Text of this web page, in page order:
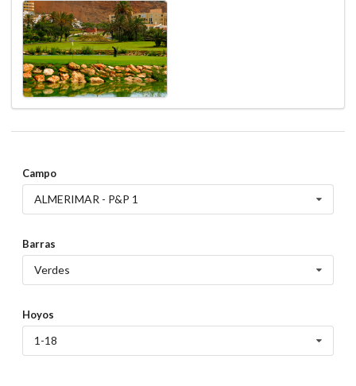
Campo
ALMERIMAR - P&P 1
Barras
Verdes
Hoyos
1-18